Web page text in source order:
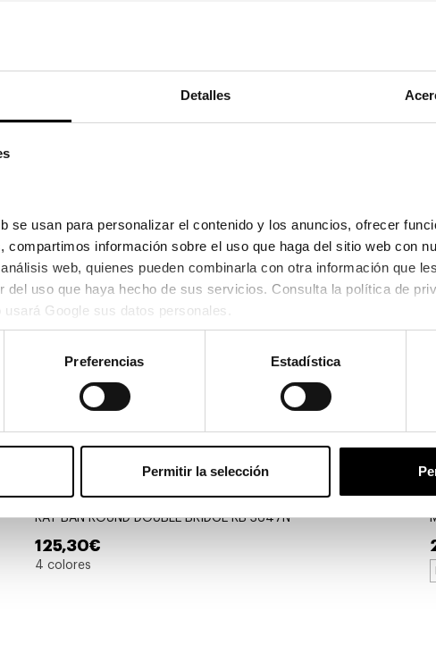
Detalles
se usan para personalizar el contenido y los anuncios, ofrecer
compartimos información sobre el uso que haga del sitio web con
web, quienes pueden combinarla con otra información que
usará Google sus datos personales.
Preferencias Estadística
Permitir la selección
108,50€
2 colores En Stock
Ray-Ban
RAY-BAN ROUND DOUBLE BRIDGE RB 3647N
125,30€
4 colores